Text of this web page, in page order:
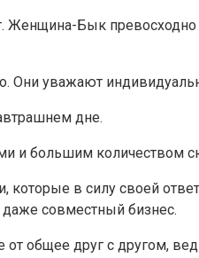
Женщина-Бык превосходно
Они уважают
дне.
и большим количеством
в силу своей
совместный бизнес.
общее друг с другом,